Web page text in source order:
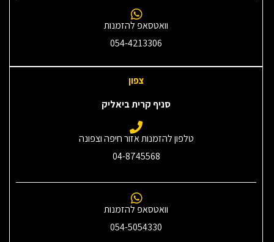
וואטסאפ להזמנות
054-4213306
צפון
סניף קרית ביאליק
טלפון להזמנות אזור חיפה וצפונה
04-8745568
וואטסאפ להזמנות
054-5054330